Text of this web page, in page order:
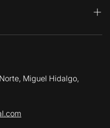
Miguel Hidalgo,